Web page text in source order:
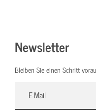
Newsletter
Bleiben Sie einen Schritt